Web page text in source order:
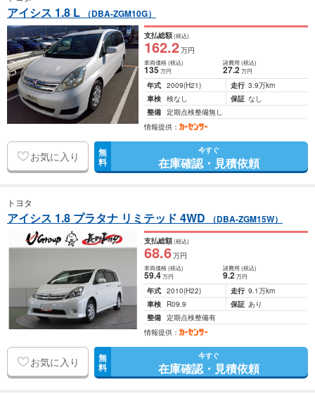
アイシス 1.8 L （DBA-ZGM10G）
支払総額(税込)
162.2万円
車両価格(税込)
135万円
諸費用 (税込)
27.2 万円
年式 2009(H21) 走行 3.9万km
車検 検なし 保証 なし
整備 定期点検整備無し
情報提供：
お気に入り 無
料
今すぐ
在庫確認・見積依頼
トヨタ
アイシス 1.8 プラタナ リミテッド 4WD （DBA-ZGM15W）
支払総額(税込)
68.6万円
車両価格(税込)
59.4万円
諸費用 (税込)
9.2 万円
年式 2010(H22) 走行 9.1万km
車検
R09.9 保証 あり
整備 定期点検整備有
情報提供：
お気に入り 無
料
今すぐ
在庫確認・見積依頼